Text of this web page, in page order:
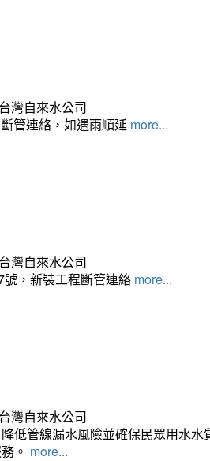
灣自來水公司
管連絡，如遇雨順延 more...
灣自來水公司
，新裝工程斷管連絡 more...
灣自來水公司
低管線漏水風險並確保民眾用水
。 more...